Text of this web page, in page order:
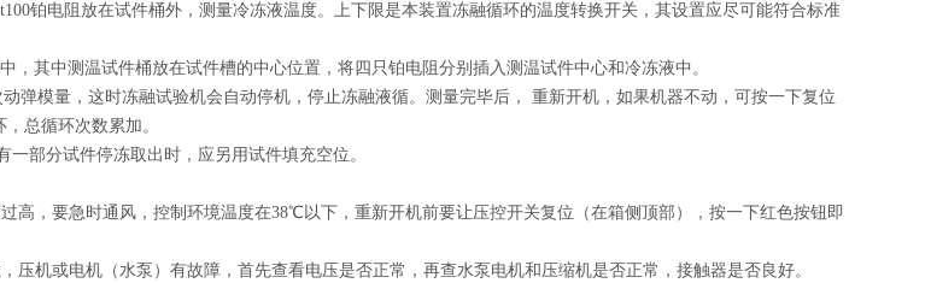
铂电阻放在试件桶外，测量冷冻液温度。上下限是本装置冻融循环的温度转换开关，其设置应尽可能符合标准
，其中测温试件桶放在试件槽的中心位置，将四只铂电阻分别插入测温试件中心和冷冻液中。
弹模量，这时冻融试验机会自动停机，停止冻融液循。测量完毕后， 重新开机，如果机器不动，可按一下复位
总循环次数累加。
部分试件停冻取出时，应另用试件填充空位。
高，要急时通风，控制环境温度在38℃以下，重新开机前要让压控开关复位（在箱侧顶部），按一下红色按钮即
压机或电机（水泵）有故障，首先查看电压是否正常，再查水泵电机和压缩机是否正常，接触器是否良好。